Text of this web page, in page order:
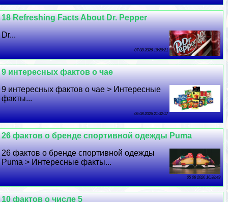
18 Refreshing Facts About Dr. Pepper
Dr...
07 08 2026 19:29:21
9 интересных фактов о чае
9 интересных фактов о чае > Интересные
факты...
06 08 2026 21:32:17
26 фактов о бренде спортивной одежды Puma
26 фактов о бренде спортивной одежды
Puma > Интересные факты...
05 08 2026 16:38:49
10 фактов о числе 5